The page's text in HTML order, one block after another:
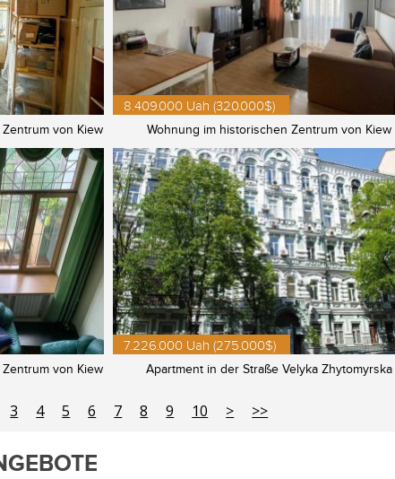
von Kiew
8.409.000 Uah (320.000$)
Wohnung im historischen Zentrum von Kiew
von Kiew
7.226.000 Uah (275.000$)
Apartment in der Straße Velyka Zhytomyrska
3 4 5 6 7 8 9 10 > >>